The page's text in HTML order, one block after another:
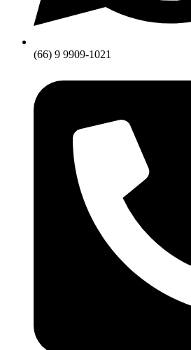
(66) 9 9909-1021